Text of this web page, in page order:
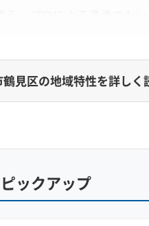
ベタベタ汚れ」の
油」がエアコン内部で粘
は落とせないドロドロの
見区の地域特性を詳しく
ックアップ